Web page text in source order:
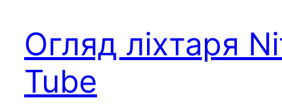
Огляд ліхтаря
Tube